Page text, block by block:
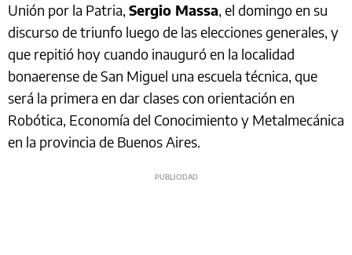
Unión por la Patria, Sergio Massa, el domingo en su
discurso de triunfo luego de las elecciones generales, y
que repitió hoy cuando inauguró en la localidad
bonaerense de San Miguel una escuela técnica, que
será la primera en dar clases con orientación en
Robótica, Economía del Conocimiento y Metalmecánica
en la provincia de Buenos Aires.